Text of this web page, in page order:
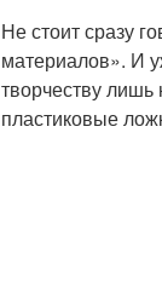
Не стоит сразу
материалов». И
творчеству
пластиковые